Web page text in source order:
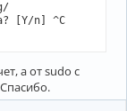
[Y/n] ^C
а от sudo с